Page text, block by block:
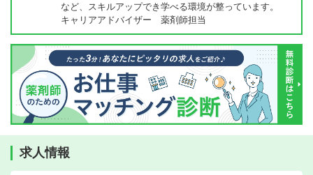
など、スキルアップでき学べる環境が整っています。
キャリアアドバイザー 薬剤師担当
求人情報